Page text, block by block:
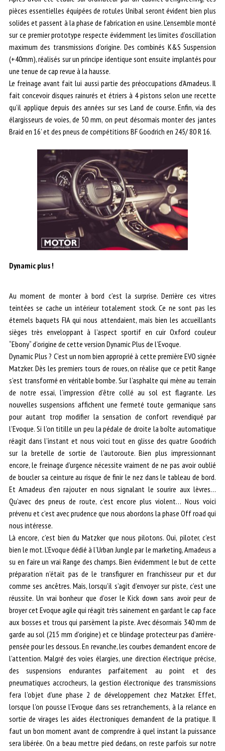
pièces essentielles équipées de rotules Unibal seront évident bien plus
solides et passent à la phase de fabrication en usine. L’ensemble monté
sur ce premier prototype respecte évidemment les limites d’oscillation
maximum des transmissions d’origine. Des combinés K&S Suspension
(+40mm), réalisés sur un principe identique sont ensuite implantés pour
une tenue de cap revue à la hausse.
Le freinage avant fait lui aussi partie des préoccupations d’Amadeus. Il
fait concevoir disques rainurés et étriers à 4 pistons selon une recette
qu’il applique depuis des années sur ses Land de course. Enfin, via des
élargisseurs de voies, de 50 mm, on peut désormais monter des jantes
Braid en 16’ et des pneus de compétitions BF Goodrich en 245/ 80 R 16.
Dynamic plus !
Au moment de monter à bord c’est la surprise. Derrière ces vitres
teintées se cache un intérieur totalement stock. Ce ne sont pas les
éternels baquets FIA qui nous attendaient, mais bien les accueillants
sièges très enveloppant à l’aspect sportif en cuir Oxford couleur
“Ebony“ d’origine de cette version Dynamic Plus de l’Evoque.
Dynamic Plus ? C’est un nom bien approprié à cette première EVO signée
Matzker. Dès les premiers tours de roues, on réalise que ce petit Range
s’est transformé en véritable bombe. Sur l’asphalte qui mène au terrain
de notre essai, l’impression d’être collé au sol est flagrante. Les
nouvelles suspensions affichent une fermeté toute germanique sans
pour autant trop modifier la sensation de confort revendiqué par
l’Evoque. Si l’on titille un peu la pédale de droite la boîte automatique
réagit dans l’instant et nous voici tout en glisse des quatre Goodrich
sur la bretelle de sortie de l’autoroute. Bien plus impressionnant
encore, le freinage d’urgence nécessite vraiment de ne pas avoir oublié
de boucler sa ceinture au risque de finir le nez dans le tableau de bord.
Et Amadeus d’en rajouter en nous signalant le sourire aux lèvres…
Qu’avec des pneus de route, c’est encore plus violent… Nous voici
prévenu et c’est avec prudence que nous abordons la phase Off road qui
nous intéresse.
Là encore, c’est bien du Matzker que nous pilotons. Oui, piloter, c’est
bien le mot. L’Evoque dédié à l’Urban Jungle par le marketing, Amadeus a
su en faire un vrai Range des champs. Bien évidemment le but de cette
préparation n’était pas de le transfigurer en franchisseur pur et dur
comme ses ancêtres. Mais, lorsqu’il s’agit d’envoyer sur piste, c’est une
réussite. Un vrai bonheur que d’oser le Kick down sans avoir peur de
broyer cet Evoque agile qui réagit très sainement en gardant le cap face
aux bosses et trous qui parsèment la piste. Avec désormais 340 mm de
garde au sol (215 mm d’origine) et ce blindage protecteur pas d’arrière-
pensée pour les dessous. En revanche, les courbes demandent encore de
l’attention. Malgré des voies élargies, une direction électrique précise,
des suspensions endurantes parfaitement au point et des
pneumatiques accrocheurs, la gestion électronique des transmissions
fera l’objet d’une phase 2 de développement chez Matzker. Effet,
lorsque l’on pousse l’Evoque dans ses retranchements, à la relance en
sortie de virages les aides électroniques demandent de la pratique. Il
faut un bon moment avant de comprendre à quel instant la puissance
sera libérée. On a beau mettre pied dedans, on reste parfois sur notre